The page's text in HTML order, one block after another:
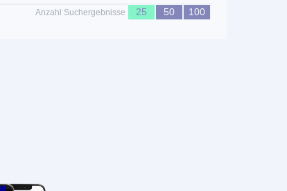
Anzahl Suchergebnisse 25 50 100